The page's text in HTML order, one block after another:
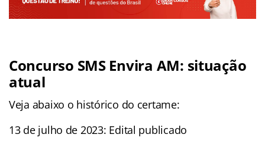
Concurso SMS Envira AM: situação
atual
Veja abaixo o histórico do certame:
13 de julho de 2023: Edital publicado